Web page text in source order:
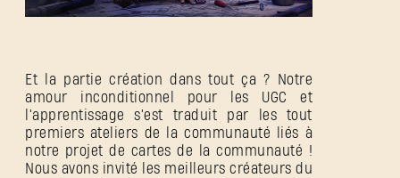
Et la partie création dans tout ça ? Notre
amour inconditionnel pour les UGC et
l'apprentissage s'est traduit par les tout
premiers ateliers de la communauté liés à
notre projet de cartes de la communauté !
Nous avons invité les meilleurs créateurs du